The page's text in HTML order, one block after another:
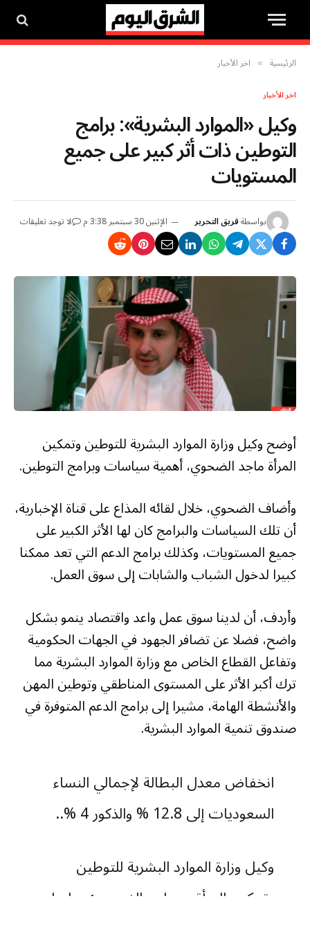
الرئيسية » اخر الأخبار
اخر الأخبار
وكيل «الموارد البشرية»: برامج
التوطين ذات أثر كبير على جميع
المستويات
بواسطةفريق التحرير الإثنين 30 سبتمبر 3:38 م لا توجد تعليقات
أوضح وكيل وزارة الموارد البشرية للتوطين وتمكين
المرأة ماجد الضحوي، أهمية سياسات وبرامج التوطين.
وأضاف الضحوي، خلال لقائه المذاع على قناة الإخبارية،
أن تلك السياسات والبرامج كان لها الأثر الكبير على
جميع المستويات، وكذلك برامج الدعم التي تعد ممكنا
كبيرا لدخول الشباب والشابات إلى سوق العمل.
وأردف، أن لدينا سوق عمل واعد واقتصاد ينمو بشكل
واضح، فضلا عن تضافر الجهود في الجهات الحكومية
وتفاعل القطاع الخاص مع وزارة الموارد البشرية مما
ترك أكبر الأثر على المستوى المناطقي وتوطين المهن
والأنشطة الهامة، مشيرا إلى برامج الدعم المتوفرة في
صندوق تنمية الموارد البشرية.
انخفاض معدل البطالة لإجمالي النساء
السعوديات إلى 12.8 % والذكور 4 %..
وكيل وزارة الموارد البشرية للتوطين
وتمكين المرأة م. ماجد الضحوي:سياسات